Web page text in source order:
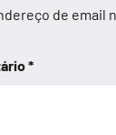
de email
*